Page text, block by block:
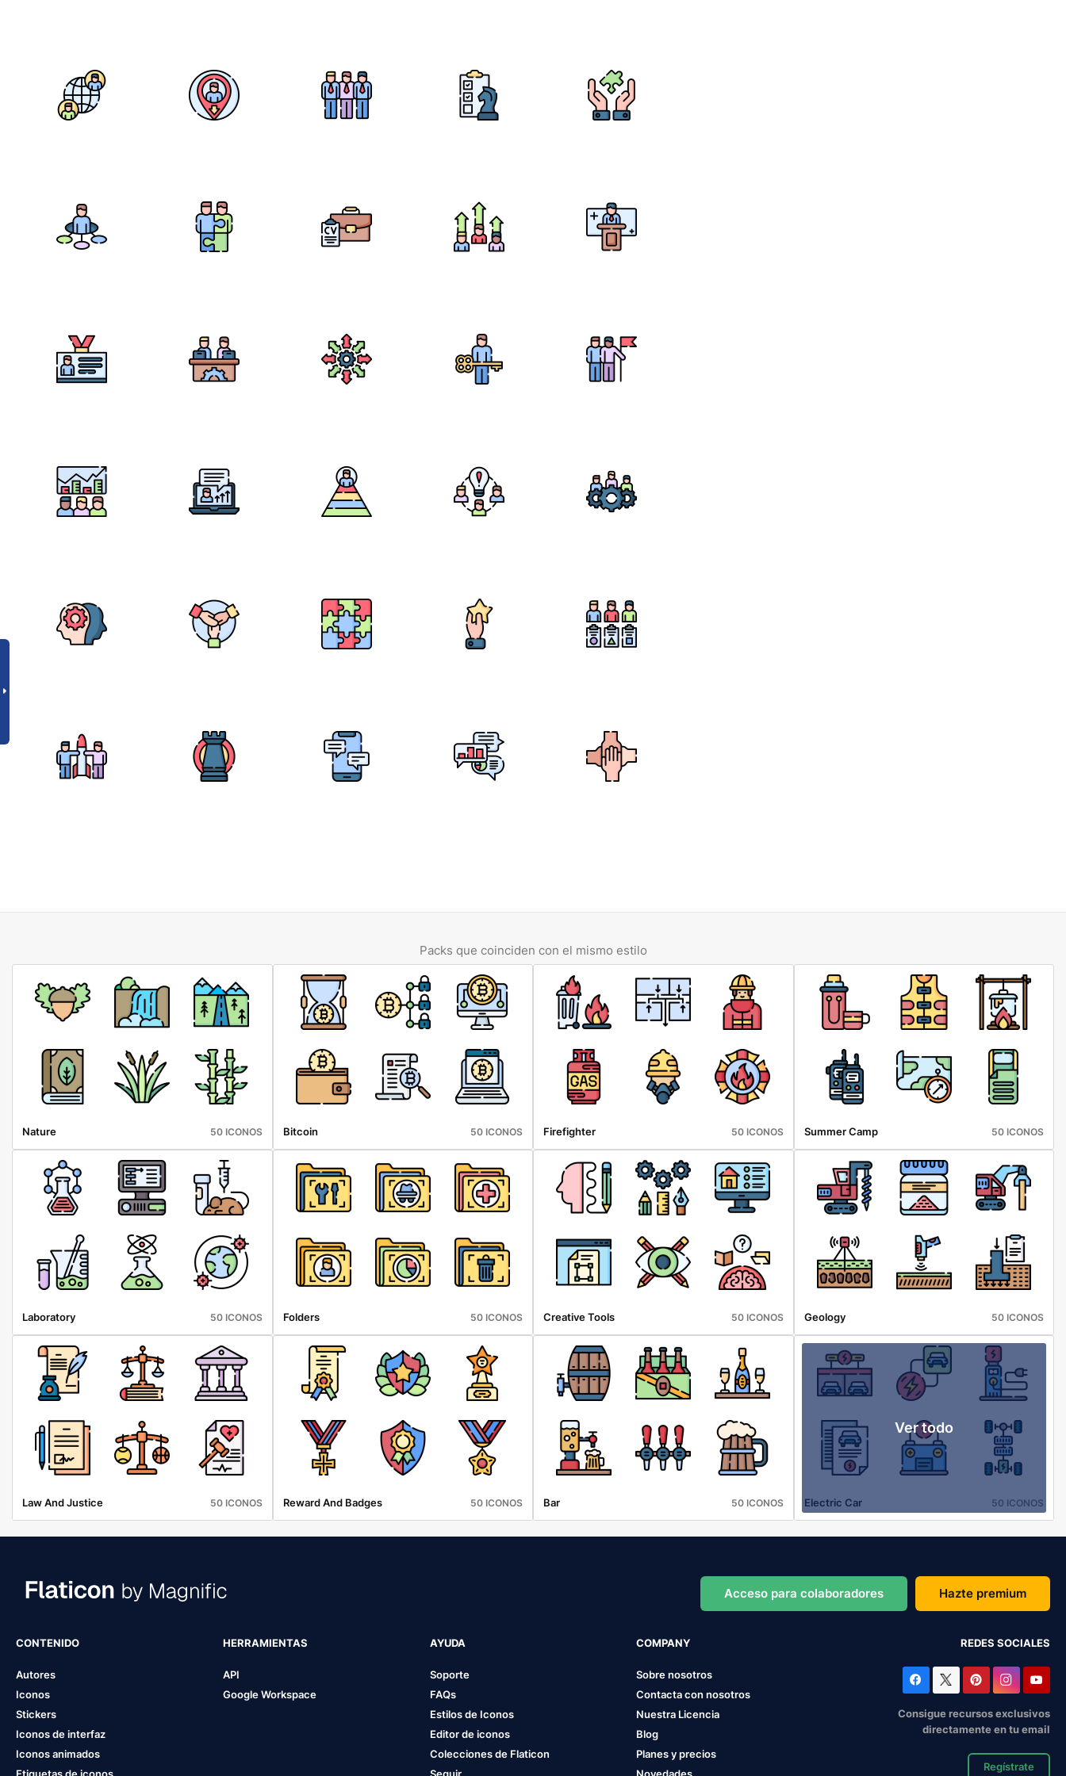
Packs que coinciden con el mismo estilo
Nature 50 ICONOS Bitcoin 50 ICONOS Firefighter 50 ICONOS Summer Camp 50 ICONOS
Laboratory 50 ICONOS Folders 50 ICONOS Creative Tools 50 ICONOS Geology 50 ICONOS
Law And Justice 50 ICONOS Reward And Badges 50 ICONOS Bar 50 ICONOS
Ver todo
Electric Car 50 ICONOS
Acceso para colaboradores Hazte premium
CONTENIDO
Autores
Iconos
Stickers
Iconos de interfaz
Iconos animados
HERRAMIENTAS
API
Google Workspace
AYUDA
Soporte
FAQs
Estilos de Iconos
Editor de iconos
Colecciones de Flaticon
COMPANY
Sobre nosotros
Contacta con nosotros
Nuestra Licencia
Blog
Planes y precios
REDES SOCIALES
Consigue recursos exclusivos
directamente en tu email
Regístrate